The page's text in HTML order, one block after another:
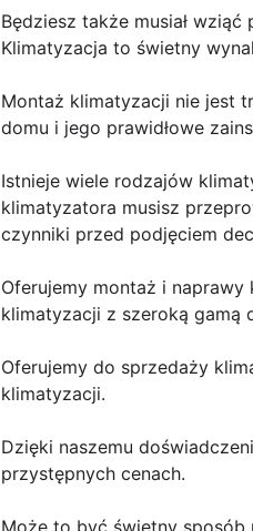
Będziesz także musiał wziąć
Klimatyzacja to świetny
Montaż klimatyzacji nie jest
domu i jego prawidłowe
Istnieje wiele rodzajów
klimatyzatora musisz
czynniki przed podjęciem
Oferujemy montaż i
klimatyzacji z szeroką gamą
Oferujemy do sprzedaży
klimatyzacji.
Dzięki naszemu
przystępnych cenach.
Może to być świetny sposób